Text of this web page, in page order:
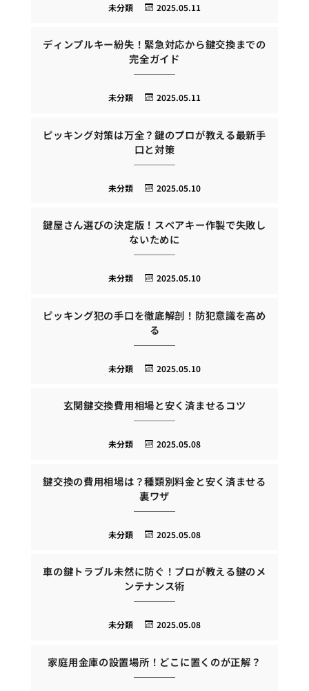
2025.05.11
未分類
ディンプルキー紛失！緊急対応から鍵交換までの
完全ガイド
2025.05.11
未分類
ピッキング対策は万全？鍵のプロが教える最新手
口と対策
2025.05.10
未分類
鍵屋さん選びの決定版！スペアキー作製で失敗し
ないために
2025.05.10
未分類
ピッキング犯の手口を徹底解剖！防犯意識を高め
る
2025.05.10
未分類
玄関鍵交換費用相場と安く済ませるコツ
2025.05.08
未分類
鍵交換の費用相場は？種類別料金と安く済ませる
裏ワザ
2025.05.08
未分類
車の鍵トラブル未然に防ぐ！プロが教える鍵のメ
ンテナンス術
2025.05.08
未分類
家庭用金庫の設置場所！どこに置くのが正解？